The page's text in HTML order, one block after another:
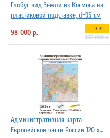
Глобус вид Земли из Космоса на
пластиковой подставке, d=95 см
98 000 р.
-3 %
102 000 р.
Административная карта
Европейской части России 120 х